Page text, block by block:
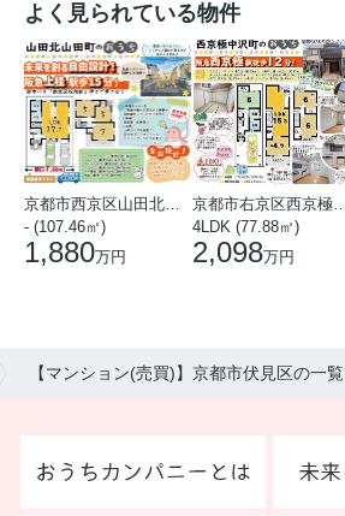
よく見られている物件
- (107.46㎡)
1,880万円
4LDK (77.88㎡)
2,098万円
【マンション(売買)】京都市伏見区の一覧